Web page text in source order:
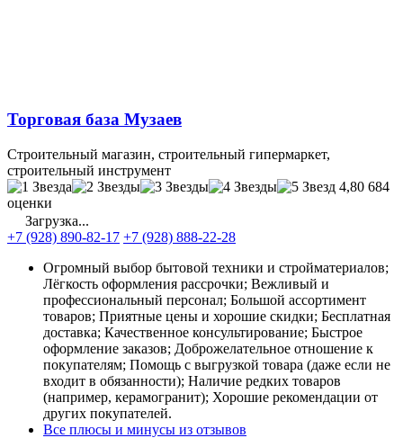
Торговая база Музаев
Строительный магазин, строительный гипермаркет,
строительный инструмент
4,80 684
оценки
Загрузка...
+7 (928) 890-82-17 +7 (928) 888-22-28
Огромный выбор бытовой техники и стройматериалов;
Лёгкость оформления рассрочки; Вежливый и
профессиональный персонал; Большой ассортимент
товаров; Приятные цены и хорошие скидки; Бесплатная
доставка; Качественное консультирование; Быстрое
оформление заказов; Доброжелательное отношение к
покупателям; Помощь с выгрузкой товара (даже если не
входит в обязанности); Наличие редких товаров
(например, керамогранит); Хорошие рекомендации от
других покупателей.
Все плюсы и минусы из отзывов